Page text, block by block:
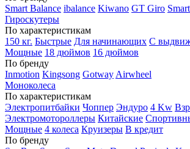
Smart Balance ibalance Kiwano GT Giro
Гироскутеры
По характеристикам
150 кг. Быстрые Для начинающих С
Мощные 18 дюймов 16 дюймов
По бренду
Inmotion Kingsong Gotway Airwheel
Моноколеса
По характеристикам
Электропитбайки Чоппер Эндуро 4 Kw
Электромотороллеры Китайские
Мощные 4 колеса Круизеры В кредит
По бренду